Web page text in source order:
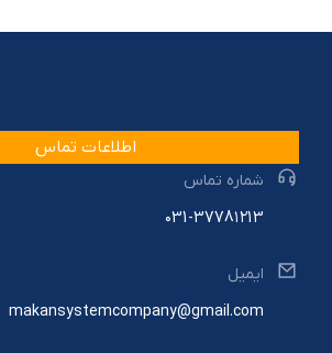
اطلاعات تماس
شماره تماس
۰31-3778۱۲13
ایمیل
makansystemcompany@gmail.com